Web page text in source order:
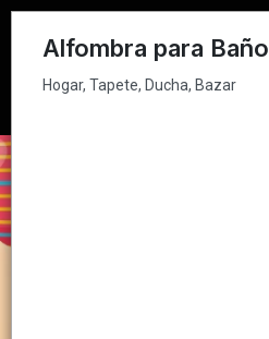
Hogar, Tapete, Ducha, Bazar
Alfombra para Baño
Hogar, Tapete, Ducha, Bazar